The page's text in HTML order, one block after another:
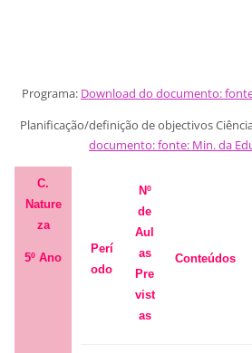
Programa: Download do documento:
Planificação/definição de objectivos
documento: fonte: Min. da
C.
Nature
za
5º Ano
Perí
odo
Nº
de
Aul
as
Pre
vist
as
Conteúdos